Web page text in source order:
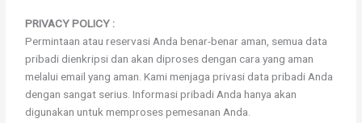
PRIVACY POLICY :
Permintaan atau reservasi Anda benar-benar aman, semua data
pribadi dienkripsi dan akan diproses dengan cara yang aman
melalui email yang aman. Kami menjaga privasi data pribadi Anda
dengan sangat serius. Informasi pribadi Anda hanya akan
digunakan untuk memproses pemesanan Anda.